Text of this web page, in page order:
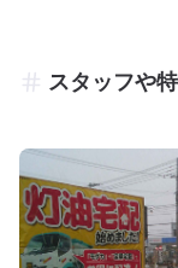
スタッフや